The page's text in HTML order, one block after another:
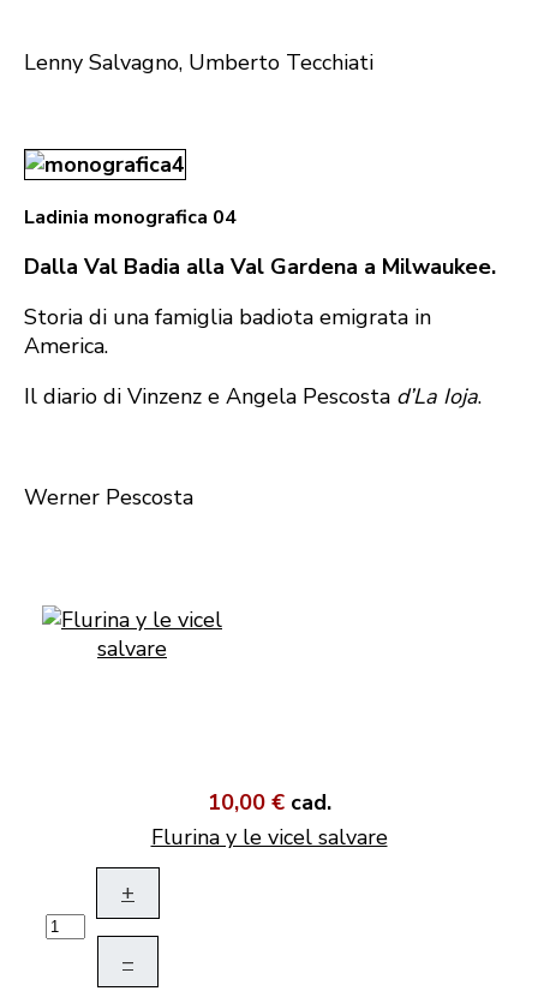
Lenny Salvagno, Umberto Tecchiati
Ladinia monografica 04
Dalla Val Badia alla Val Gardena a Milwaukee.
Storia di una famiglia badiota emigrata in
America.
Il diario di Vinzenz e Angela Pescosta d’La Ioja.
Werner Pescosta
10,00 € cad.
Flurina y le vicel salvare
+
–